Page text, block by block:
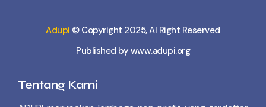
Adupi © Copyright 2025, Al Right Reserved
Published by www.adupi.org
Tentang Kami